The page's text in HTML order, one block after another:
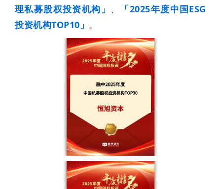
理私募股权投资机构」 、
「2025年度中国ESG
投资机构TOP10」 。